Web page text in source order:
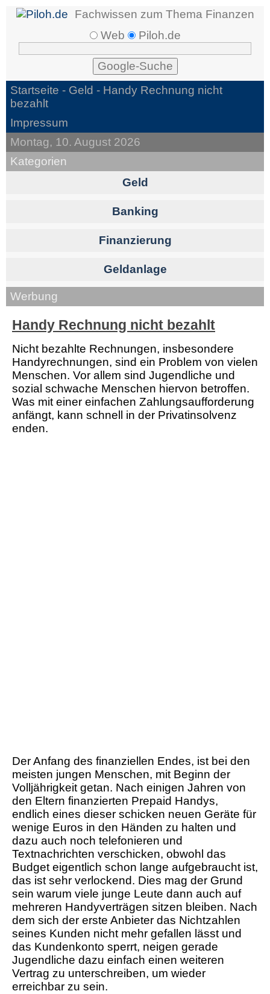
Fachwissen zum Thema Finanzen
Web
Piloh.de
Startseite - Geld - Handy Rechnung nicht
bezahlt
Impressum
Montag, 10. August 2026
Kategorien
Geld
Banking
Finanzierung
Geldanlage
Werbung
Handy Rechnung nicht bezahlt
Nicht bezahlte Rechnungen, insbesondere
Handyrechnungen, sind ein Problem von vielen
Menschen. Vor allem sind Jugendliche und
sozial schwache Menschen hiervon betroffen.
Was mit einer einfachen Zahlungsaufforderung
anfängt, kann schnell in der Privatinsolvenz
enden.
Der Anfang des finanziellen Endes, ist bei den
meisten jungen Menschen, mit Beginn der
Volljährigkeit getan. Nach einigen Jahren von
den Eltern finanzierten Prepaid Handys,
endlich eines dieser schicken neuen Geräte für
wenige Euros in den Händen zu halten und
dazu auch noch telefonieren und
Textnachrichten verschicken, obwohl das
Budget eigentlich schon lange aufgebraucht ist,
das ist sehr verlockend. Dies mag der Grund
sein warum viele junge Leute dann auch auf
mehreren Handyverträgen sitzen bleiben. Nach
dem sich der erste Anbieter das Nichtzahlen
seines Kunden nicht mehr gefallen lässt und
das Kundenkonto sperrt, neigen gerade
Jugendliche dazu einfach einen weiteren
Vertrag zu unterschreiben, um wieder
erreichbar zu sein.